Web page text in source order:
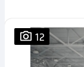
12